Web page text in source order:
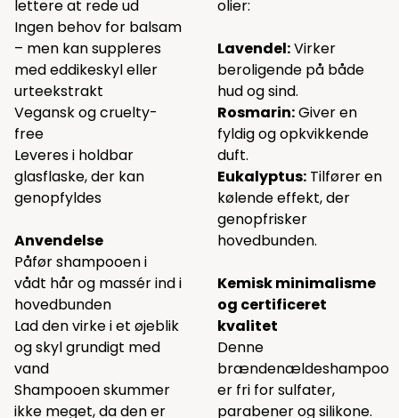
lettere at rede ud
Ingen behov for balsam
– men kan suppleres
med eddikeskyl eller
urteekstrakt
Vegansk og cruelty-
free
Leveres i holdbar
glasflaske, der kan
genopfyldes
Anvendelse
Påfør shampooen i
vådt hår og massér ind i
hovedbunden
Lad den virke i et øjeblik
og skyl grundigt med
vand
Shampooen skummer
ikke meget, da den er
olier:
Lavendel:Virker
beroligende på både
hud og sind.
Rosmarin:Giver en
fyldig og opkvikkende
duft.
Eukalyptus: Tilfører en
kølende effekt, der
genopfrisker
hovedbunden.
Kemisk minimalisme
og certificeret
kvalitet
Denne
brændenældeshampoo
er fri for sulfater,
parabener og silikone.